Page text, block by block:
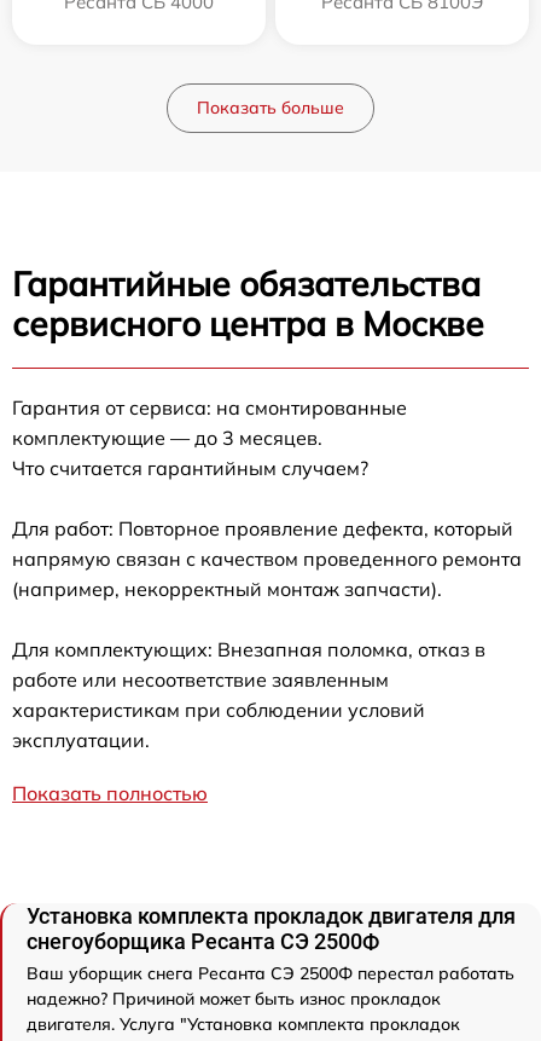
Показать больше
Гарантийные обязательства
сервисного центра в Москве
Гарантия от сервиса: на смонтированные
комплектующие — до 3 месяцев.
Что считается гарантийным случаем?
Для работ: Повторное проявление дефекта, который
напрямую связан с качеством проведенного ремонта
(например, некорректный монтаж запчасти).
Для комплектующих: Внезапная поломка, отказ в
работе или несоответствие заявленным
характеристикам при соблюдении условий
эксплуатации.
Показать полностью
Установка комплекта прокладок двигателя для
снегоуборщика Ресанта СЭ 2500Ф
Ваш уборщик снега Ресанта СЭ 2500Ф перестал работать
надежно? Причиной может быть износ прокладок
двигателя. Услуга "Установка комплекта прокладок